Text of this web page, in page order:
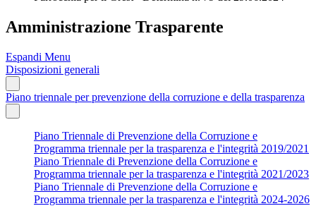
Amministrazione Trasparente
Espandi Menu
Disposizioni generali
Piano triennale per prevenzione della corruzione e della trasparenza
Piano Triennale di Prevenzione della Corruzione e
Programma triennale per la trasparenza e l'integrità 2019/2021
Piano Triennale di Prevenzione della Corruzione e
Programma triennale per la trasparenza e l'integrità 2021/2023
Piano Triennale di Prevenzione della Corruzione e
Programma triennale per la trasparenza e l'integrità 2024-2026